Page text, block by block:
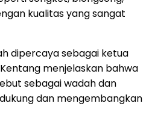
kualitas yang sangat
dipercaya sebagai ketua
menjelaskan bahwa
sebagai wadah dan
dan mengembangkan